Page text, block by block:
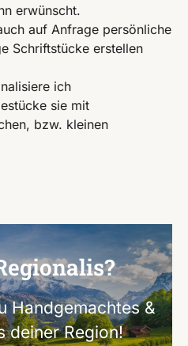
erwünscht.
auf Anfrage persönliche
Schriftstücke erstellen
ich
sie mit
bzw. kleinen
Handgemachtes &
deiner Region!